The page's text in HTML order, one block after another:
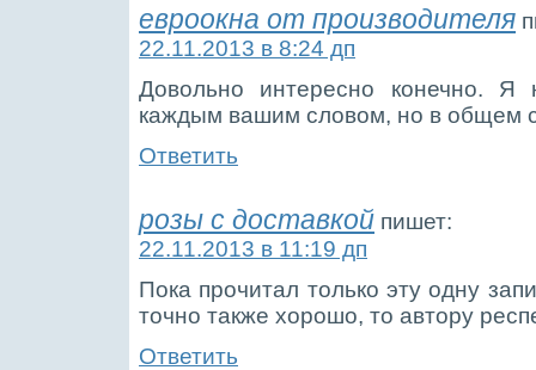
евроокна от производителя
22.11.2013 в 8:24 дп
Довольно интересно конечно. Я
каждым вашим словом, но в общем
Ответить
розы с доставкой пишет:
22.11.2013 в 11:19 дп
Пока прочитал только эту одну
точно также хорошо, то автору
Ответить